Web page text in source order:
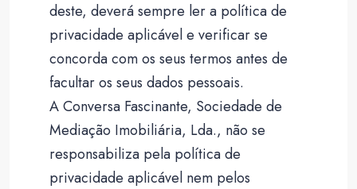
deste, deverá sempre ler a política de
privacidade aplicável e verificar se
concorda com os seus termos antes de
facultar os seus dados pessoais.
A Conversa Fascinante, Sociedade de
Mediação Imobiliária, Lda., não se
responsabiliza pela política de
privacidade aplicável nem pelos